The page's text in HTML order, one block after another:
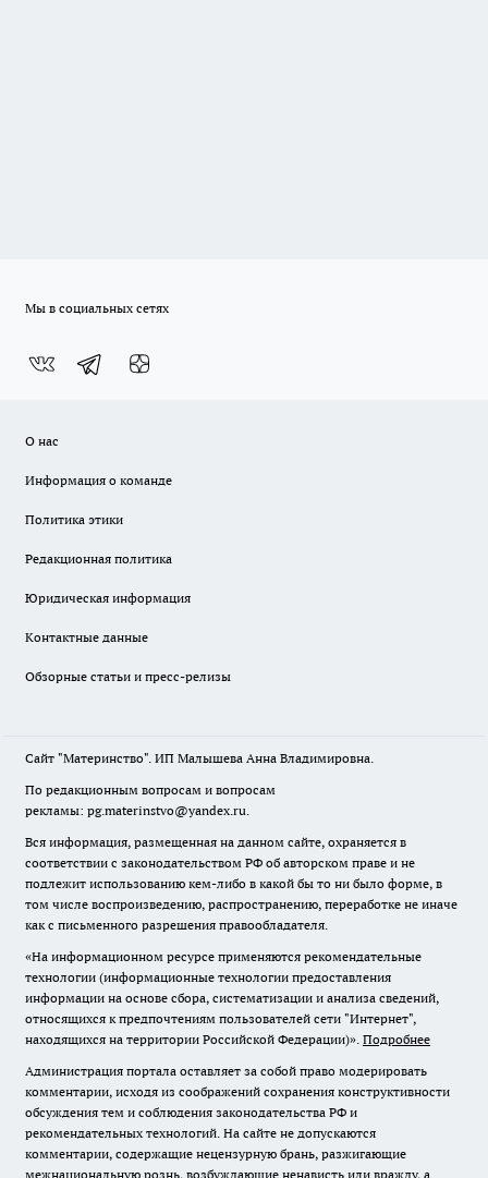
Мы в социальных сетях
О нас
Информация о команде
Политика этики
Редакционная политика
Юридическая информация
Контактные данные
Обзорные статьи и пресс-релизы
Сайт "Материнство". ИП Малышева Анна Владимировна.
По редакционным вопросам и вопросам
рекламы: pg.materinstvo@yandex.ru.
Вся информация, размещенная на данном сайте, охраняется в
соответствии с законодательством РФ об авторском праве и не
подлежит использованию кем-либо в какой бы то ни было форме, в
том числе воспроизведению, распространению, переработке не иначе
как с письменного разрешения правообладателя.
«На информационном ресурсе применяются рекомендательные
технологии (информационные технологии предоставления
информации на основе сбора, систематизации и анализа сведений,
относящихся к предпочтениям пользователей сети "Интернет",
находящихся на территории Российской Федерации)». Подробнее
Администрация портала оставляет за собой право модерировать
комментарии, исходя из соображений сохранения конструктивности
обсуждения тем и соблюдения законодательства РФ и
рекомендательных технологий. На сайте не допускаются
комментарии, содержащие нецензурную брань, разжигающие
межнациональную рознь, возбуждающие ненависть или вражду, а